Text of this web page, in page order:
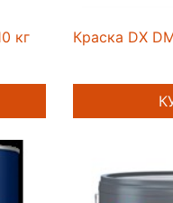
кг Краска DX